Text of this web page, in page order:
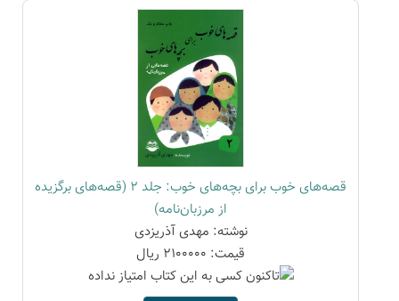
قصه‌های خوب برای بچه‌های خوب: جلد 2 (قصه‌های برگزیده
از مرزبان‌نامه)
نوشته: مهدی آذریزدی
قیمت: 2100000 ریال